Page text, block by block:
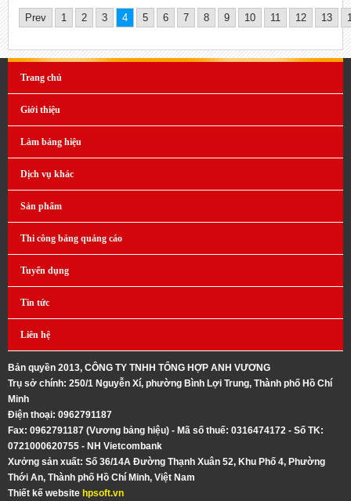
Prev 1 2 3 4 5 6 7 8 9 10 11 12 13
Trang chủ
Giới thiệu
Làm bảng hiệu
Dịch vụ khác
Sản phẩm
Thi công bảng quảng cáo
Tuyển dụng
Tin tức
Liên hệ
Bản quyền 2013, CÔNG TY TNHH TỔNG HỢP ANH VƯƠNG
Trụ sở chính: 250/1 Nguyễn Xí, phường Bình Lợi Trung, Thành phố Hồ Chí
Minh
Điện thoại: 0962791187
Fax: 0962791187 (Vương bảng hiệu) - Mã số thuế: 0316474172 - Số TK:
0721000620755 - NH Vietcombank
Xưởng sản xuất: Số 36/14A Ðường Thạnh Xuân 52, Khu Phố 4, Phường
Thới An, Thành phố Hồ Chí Minh, Việt Nam
Thiết kế website hpsoft.vn